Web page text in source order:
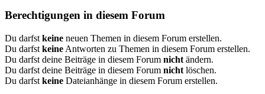
Berechtigungen in diesem Forum
Du darfst keine neuen Themen in diesem Forum erstellen.
Du darfst keine Antworten zu Themen in diesem Forum erstellen.
Du darfst deine Beiträge in diesem Forum nicht ändern.
Du darfst deine Beiträge in diesem Forum nicht löschen.
Du darfst keine Dateianhänge in diesem Forum erstellen.